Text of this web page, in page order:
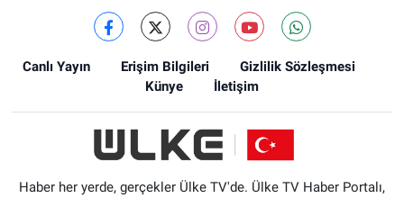
Canlı Yayın Erişim Bilgileri
Gizlilik Sözleşmesi
Künye
İletişim
Haber her yerde, gerçekler Ülke TV'de. Ülke TV Haber Portalı,